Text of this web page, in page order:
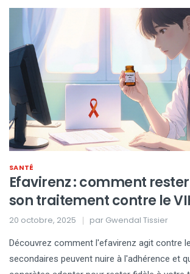
SANTÉ
Efavirenz : comment
son traitement contre le
20 octobre, 2025 par Gwendal Tissier
Découvrez comment l'efavirenz agit contre
secondaires peuvent nuire à l'adhérence et